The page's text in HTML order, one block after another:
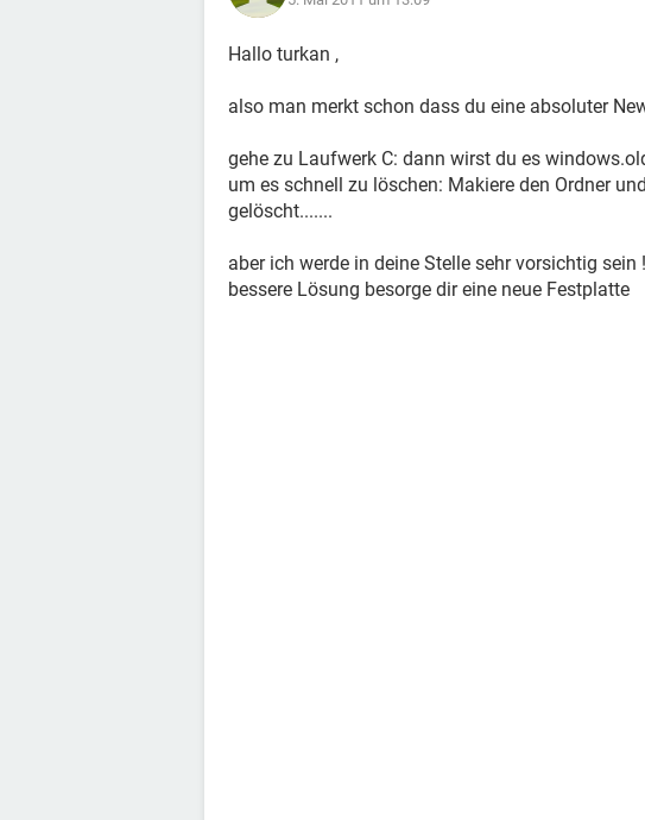
Hallo turkan ,
also man merkt schon dass du eine absoluter
gehe zu Laufwerk C: dann wirst du es
um es schnell zu löschen: Makiere den Ordner
gelöscht.......
aber ich werde in deine Stelle sehr vorsichtig sein
bessere Lösung besorge dir eine neue Festplatte